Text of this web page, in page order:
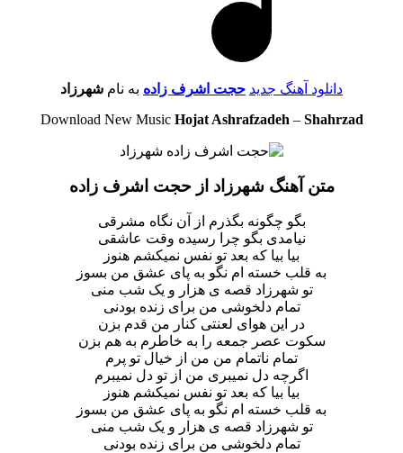
دانلود آهنگ جدید حجت اشرف زاده به نام شهرزاد
Download New Music Hojat Ashrafzadeh – Shahrzad
متن آهنگ شهرزاد از حجت اشرف زاده
بگو چگونه بگذرم از آن نگاه مشرقی
نیامدی بگو چرا رسیده وقت عاشقی
بیا بیا که بعد تو نفس نمیکشم هنوز
به قلب خسته ام نگو به پای عشق من بسوز
تو شهرزاد قصه ی هزار و یک شب منی
تمام دلخوشی من برای زنده بودنی
در این هوای لعنتی کنار من قدم بزن
سکوت عصر جمعه را به خاطرم به هم بزن
تمام ناتمام من من از خیال تو پرم
اگرچه دل نمیبری من از تو دل نمیبرم
بیا بیا که بعد تو نفس نمیکشم هنوز
به قلب خسته ام نگو به پای عشق من بسوز
تو شهرزاد قصه ی هزار و یک شب منی
تمام دلخوشی من برای زنده بودنی